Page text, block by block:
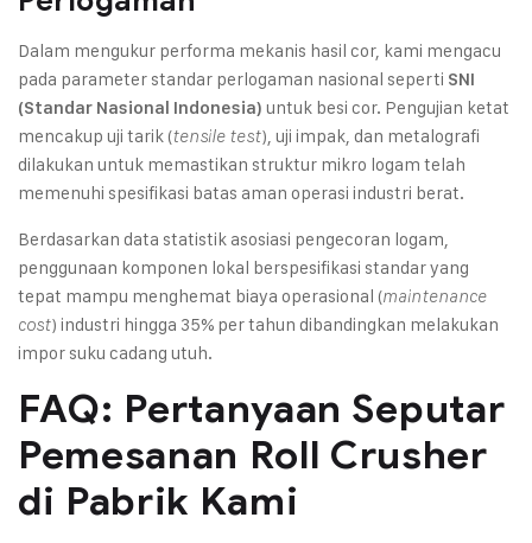
Dalam mengukur performa mekanis hasil cor, kami mengacu
pada parameter standar perlogaman nasional seperti SNI
(Standar Nasional Indonesia) untuk besi cor. Pengujian ketat
mencakup uji tarik (tensile test), uji impak, dan metalografi
dilakukan untuk memastikan struktur mikro logam telah
memenuhi spesifikasi batas aman operasi industri berat.
Berdasarkan data statistik asosiasi pengecoran logam,
penggunaan komponen lokal berspesifikasi standar yang
tepat mampu menghemat biaya operasional (maintenance
cost) industri hingga 35% per tahun dibandingkan melakukan
impor suku cadang utuh.
FAQ: Pertanyaan Seputar
Pemesanan Roll Crusher
di Pabrik Kami